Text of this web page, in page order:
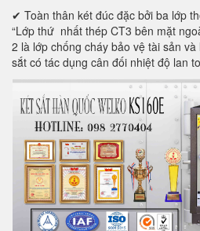
✔ Toàn thân két đúc đặc bởi ba lớp
“Lớp thứ nhất thép CT3 bên mặt
2 là lớp chống cháy bảo vệ tài sản
sắt có tác dụng cân đối nhiệt độ lan